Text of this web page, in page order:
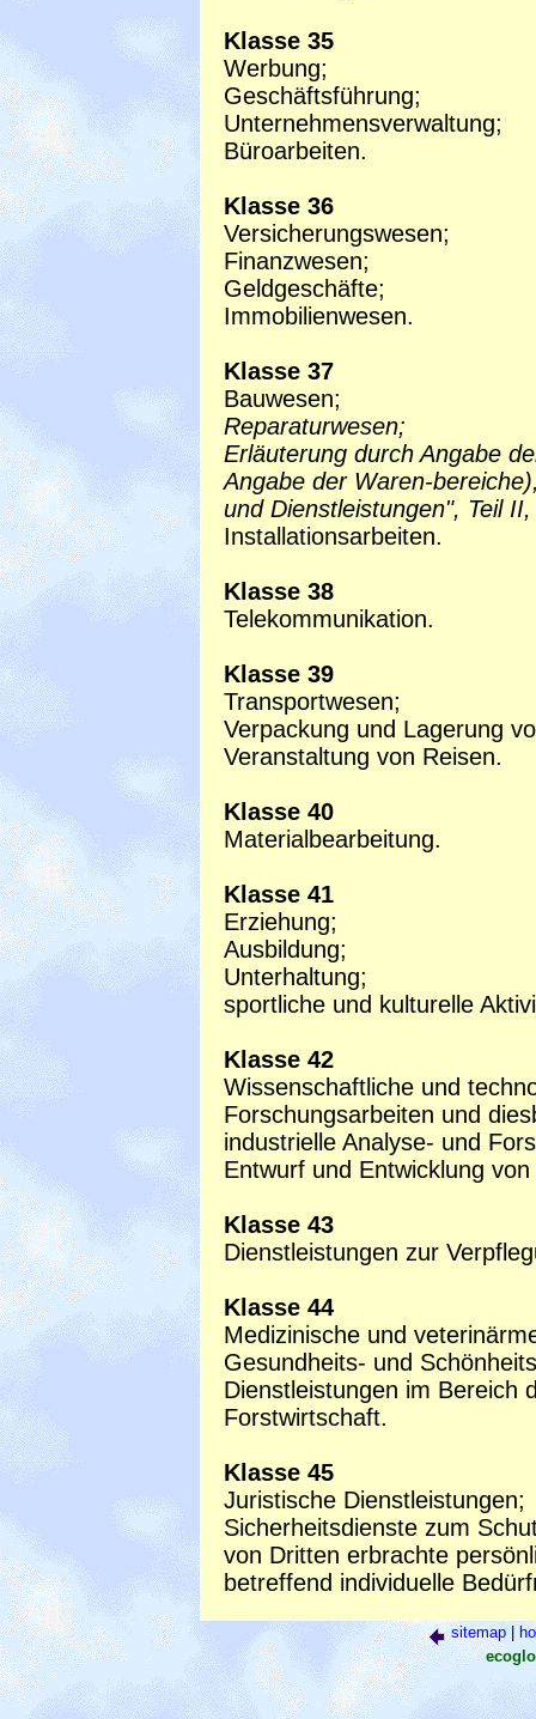
Klasse 35
Werbung;
Geschäftsführung;
Unternehmensverwaltung;
Büroarbeiten.
Klasse 36
Versicherungswesen;
Finanzwesen;
Geldgeschäfte;
Immobilienwesen.
Klasse 37
Bauwesen;
Reparaturwesen;
Erläuterung durch Angabe
Angabe der Waren-
und Dienstleistungen", Teil
Installationsarbeiten.
Klasse 38
Telekommunikation.
Klasse 39
Transportwesen;
Verpackung und Lagerung
Veranstaltung von Reisen.
Klasse 40
Materialbearbeitung.
Klasse 41
Erziehung;
Ausbildung;
Unterhaltung;
sportliche und kulturelle
Klasse 42
Wissenschaftliche und
Forschungsarbeiten und
industrielle Analyse- und
Entwurf und Entwicklung
Klasse 43
Dienstleistungen zur
Klasse 44
Medizinische und
Gesundheits- und
Dienstleistungen im Bereich
Forstwirtschaft.
Klasse 45
Juristische Dienstleistungen;
Sicherheitsdienste zum
von Dritten erbrachte
betreffend individuelle
sitemap|